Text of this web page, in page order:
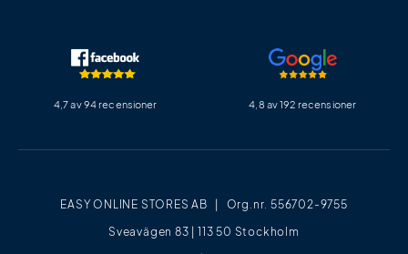
EASY ONLINE STORES AB | Org.nr. 556702-9755
Sveavägen 83 | 113 50 Stockholm
4,7 av 94 recensioner 4,8 av 192 recensioner